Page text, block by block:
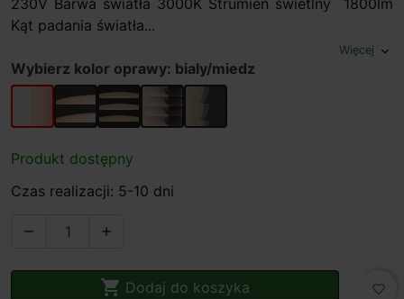
230V Barwa światła 3000K Strumień świetlny 1800lm
Kąt padania światła...
Więcej expand_more
Wybierz kolor oprawy: bialy/miedz
bialy/miedzczarny/miedz
braz/złotyczarna miedz/miedziany
złota/brazowa
Produkt dostępny
Czas realizacji: 5-10 dni
 
 Dodaj do koszyka favorite_border